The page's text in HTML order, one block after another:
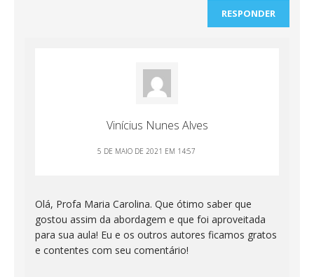
RESPONDER
Vinícius Nunes Alves
5 DE MAIO DE 2021 EM 14:57
Olá, Profa Maria Carolina. Que ótimo saber que
gostou assim da abordagem e que foi aproveitada
para sua aula! Eu e os outros autores ficamos gratos
e contentes com seu comentário!